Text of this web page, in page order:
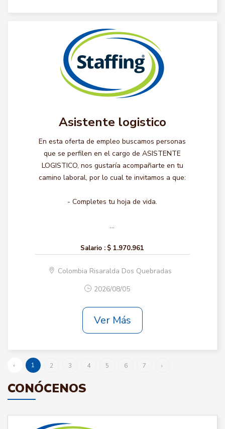
Asistente logistico
En esta oferta de empleo buscamos personas
que se perfilen en el cargo de ASISTENTE
LOGISTICO, nos gustaría acompañarte en tu
camino laboral, por lo cual te invitamos a que:
- Completes tu hoja de vida.
...
Salario : $ 1.970.961
Colombia Risaralda Dos Quebradas
2026/08/05
Ver Más
‹ 1 2 3 4 5 6 7 ›
CONÓCENOS